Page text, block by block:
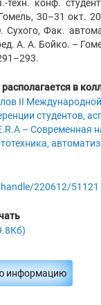
техн. конф.
30–31 окт.
Сухого, Фак.
А. А. Бойко. –
в
II
студентов,
– Современная
220612/51121
информацию